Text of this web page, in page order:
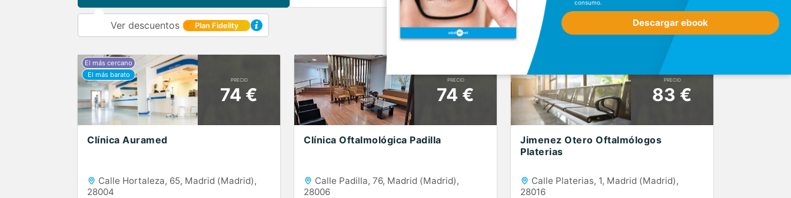
consumo.
Descargar ebook
Ver descuentos Plan Fidelity Filtros
PRECIO
74 €
Clínica Auramed
Calle Hortaleza, 65, Madrid (Madrid),
28004
PRECIO
74 €
Clínica Oftalmológica Padilla
Calle Padilla, 76, Madrid (Madrid),
28006
PRECIO
83 €
Jimenez Otero Oftalmólogos
Platerias
Calle Platerias, 1, Madrid (Madrid),
28016